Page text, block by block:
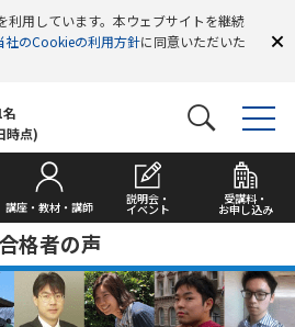
用しています。本ウェブサイトを継続
社のCookieの利用方針に同意いただいた
時点)
講座・教材・講師
説明会・
イベント
受講料・
お申し込み
合格者の声